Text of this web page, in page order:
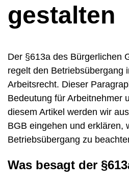
gestalten
Der §613a des Bürgerlichen
regelt den Betriebsübergang
Arbeitsrecht. Dieser
Bedeutung für Arbeitnehmer
diesem Artikel werden wir
BGB eingehen und erklären,
Betriebsübergang zu
Was besagt der